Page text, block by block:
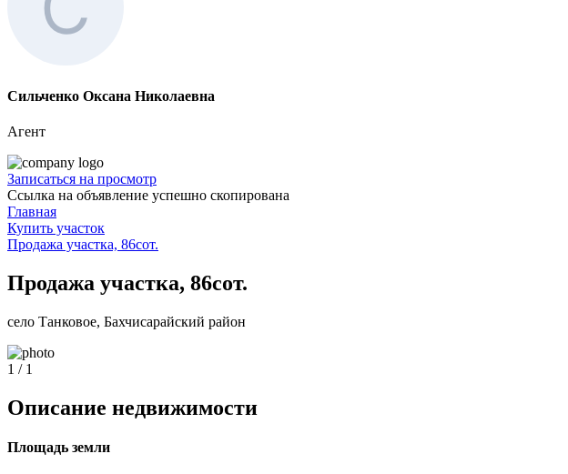
Сильченко Оксана Николаевна
Агент
Записаться на просмотр
Ссылка на объявление успешно скопирована
Главная
Купить участок
Продажа участка, 86сот.
Продажа участка, 86сот.
село Танковое, Бахчисарайский район
1 / 1
Описание недвижимости
Площадь земли